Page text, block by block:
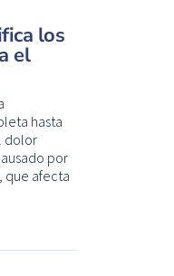
los
el
hasta
dolor
por
que afecta